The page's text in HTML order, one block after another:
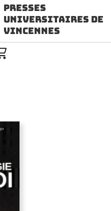
Presses
Universitaires de
Vincennes